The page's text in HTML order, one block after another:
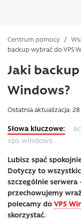
Centrum pomocy /
backup wybrać do VPS
Jaki
Windows?
Ostatnia aktualizacja:
vps windows
Lubisz spać
Dotyczy to
szczególnie serwera
przechowujemy
polecamy do VPS
skorzystać.